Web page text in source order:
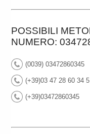
POSSIBILI
NUMERO:
(0039) 03472860345
(+39)03 47 28 60 34 5
(+39)03472860345